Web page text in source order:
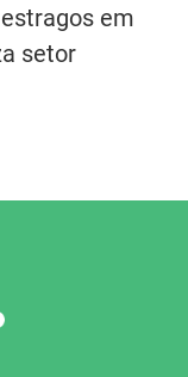
em
setor